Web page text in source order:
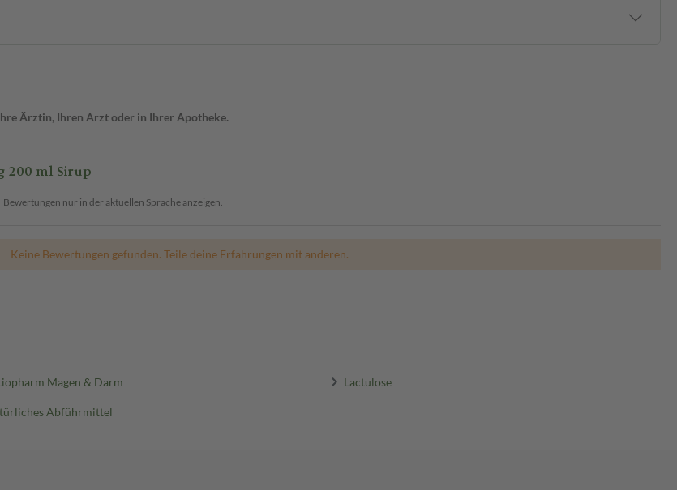
Ärztin, Ihren Arzt oder in Ihrer Apotheke.
ml Sirup
Bewertungen nur in der aktuellen Sprache anzeigen.
Keine Bewertungen gefunden. Teile deine Erfahrungen mit anderen.
Magen & Darm Lactulose
Abführmittel